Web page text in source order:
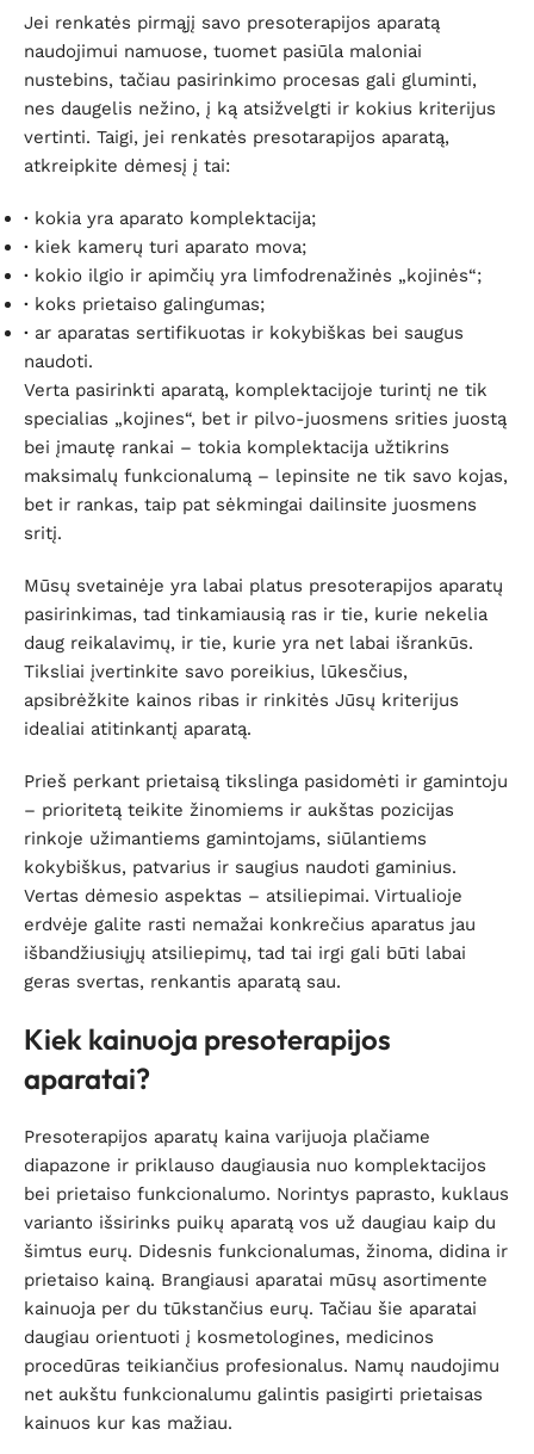
Jei renkatės pirmąjį savo presoterapijos aparatą
naudojimui namuose, tuomet pasiūla maloniai
nustebins, tačiau pasirinkimo procesas gali gluminti,
nes daugelis nežino, į ką atsižvelgti ir kokius kriterijus
vertinti. Taigi, jei renkatės presotarapijos aparatą,
atkreipkite dėmesį į tai:
· kokia yra aparato komplektacija;
· kiek kamerų turi aparato mova;
· kokio ilgio ir apimčių yra limfodrenažinės „kojinės“;
· koks prietaiso galingumas;
· ar aparatas sertifikuotas ir kokybiškas bei saugus
naudoti.
Verta pasirinkti aparatą, komplektacijoje turintį ne tik
specialias „kojines“, bet ir pilvo-juosmens srities juostą
bei įmautę rankai – tokia komplektacija užtikrins
maksimalų funkcionalumą – lepinsite ne tik savo kojas,
bet ir rankas, taip pat sėkmingai dailinsite juosmens
sritį.
Mūsų svetainėje yra labai platus presoterapijos aparatų
pasirinkimas, tad tinkamiausią ras ir tie, kurie nekelia
daug reikalavimų, ir tie, kurie yra net labai išrankūs.
Tiksliai įvertinkite savo poreikius, lūkesčius,
apsibrėžkite kainos ribas ir rinkitės Jūsų kriterijus
idealiai atitinkantį aparatą.
Prieš perkant prietaisą tikslinga pasidomėti ir gamintoju
– prioritetą teikite žinomiems ir aukštas pozicijas
rinkoje užimantiems gamintojams, siūlantiems
kokybiškus, patvarius ir saugius naudoti gaminius.
Vertas dėmesio aspektas – atsiliepimai. Virtualioje
erdvėje galite rasti nemažai konkrečius aparatus jau
išbandžiusiųjų atsiliepimų, tad tai irgi gali būti labai
geras svertas, renkantis aparatą sau.
Kiek kainuoja presoterapijos
aparatai?
Presoterapijos aparatų kaina varijuoja plačiame
diapazone ir priklauso daugiausia nuo komplektacijos
bei prietaiso funkcionalumo. Norintys paprasto, kuklaus
varianto išsirinks puikų aparatą vos už daugiau kaip du
šimtus eurų. Didesnis funkcionalumas, žinoma, didina ir
prietaiso kainą. Brangiausi aparatai mūsų asortimente
kainuoja per du tūkstančius eurų. Tačiau šie aparatai
daugiau orientuoti į kosmetologines, medicinos
procedūras teikiančius profesionalus. Namų naudojimu
net aukštu funkcionalumu galintis pasigirti prietaisas
kainuos kur kas mažiau.